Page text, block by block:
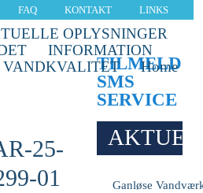
FAQ KONTAKT LINKS
OPLYSNINGER
INFORMATION
VANDKVALITET Home
25-
01
TILMELD
SMS
SERVICE
Ganløse